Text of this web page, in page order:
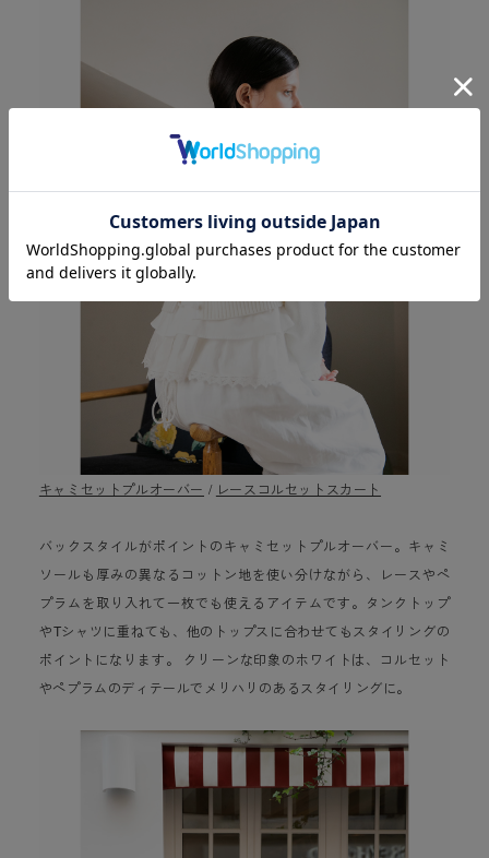
キャミセットプルオーバー / レースコルセットスカート
バックスタイルがポイントのキャミセットプルオーバー。キャミ
ソールも厚みの異なるコットン地を使い分けながら、レースやペ
プラムを取り入れて一枚でも使えるアイテムです。タンクトップ
やTシャツに重ねても、他のトップスに合わせてもスタイリングの
ポイントになります。 クリーンな印象のホワイトは、コルセット
やペプラムのディテールでメリハリのあるスタイリングに。